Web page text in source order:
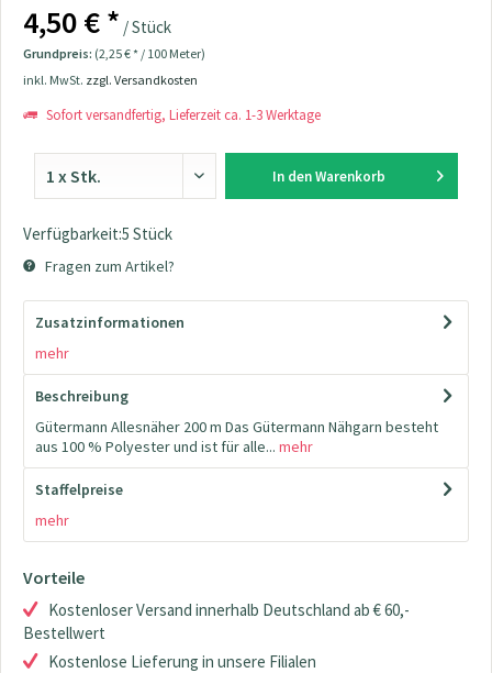
4,50 € * / Stück
Grundpreis: (2,25 € * / 100 Meter)
inkl. MwSt. zzgl. Versandkosten
Sofort versandfertig, Lieferzeit ca. 1-3 Werktage
In den Warenkorb
Verfügbarkeit:5 Stück
Fragen zum Artikel?
Zusatzinformationen
mehr
Beschreibung
Gütermann Allesnäher 200 m Das Gütermann Nähgarn besteht
aus 100 % Polyester und ist für alle... mehr
Staffelpreise
mehr
Vorteile
Kostenloser Versand innerhalb Deutschland ab € 60,-
Bestellwert
Kostenlose Lieferung in unsere Filialen